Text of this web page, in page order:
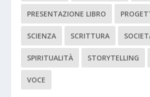
PRESENTAZIONE LIBRO
SCIENZA SCRITTURA
SPIRITUALITÀ STORYTELLING
VOCE